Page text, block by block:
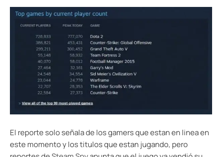
El reporte solo señala de los gamers que estan en linea en
este momento y los titulos que estan jugando, pero